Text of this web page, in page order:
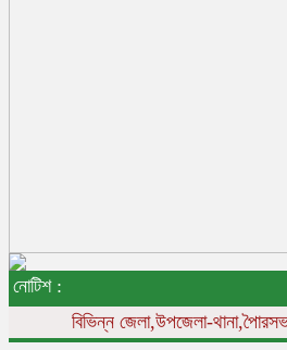
নোটিশ :
বিভিন্নজেলা,উপজেলা-